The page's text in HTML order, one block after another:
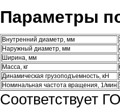
Параметры
Внутренний диаметр, мм
Наружный диаметр, мм
Ширина, мм
Масса, кг
Динамическая грузоподъемность, кН
Номинальная частота вращения, 1/мин
Соответствует